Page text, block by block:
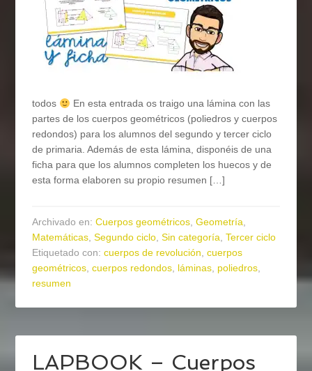
todos
En esta entrada os traigo una lámina con las
partes de los cuerpos geométricos (poliedros y cuerpos
redondos) para los alumnos del segundo y tercer ciclo
de primaria. Además de esta lámina, disponéis de una
ficha para que los alumnos completen los huecos y de
esta forma elaboren su propio resumen […]
Archivado en:Cuerpos geométricos,Geometría,
Matemáticas,Segundo ciclo,Sin categoría,Tercer ciclo
Etiquetado con:cuerpos de revolución,cuerpos
geométricos,cuerpos redondos, láminas, poliedros,
resumen
LAPBOOK – Cuerpos